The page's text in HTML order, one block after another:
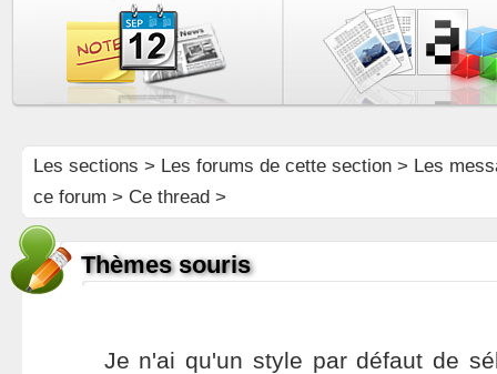
Les sections > Les forums de cette section> Les
ce forum > Ce thread >
Thèmes souris
Je n'ai qu'un style par défaut de